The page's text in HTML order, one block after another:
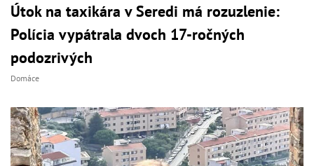
Útok na taxikára v Seredi má rozuzlenie:
Polícia vypátrala dvoch 17-ročných
podozrivých
Domáce